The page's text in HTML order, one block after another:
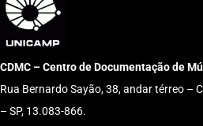
CDMC – Centro de Documentação de
Rua Bernardo Sayão, 38, andar térreo –
– SP, 13.083-866.